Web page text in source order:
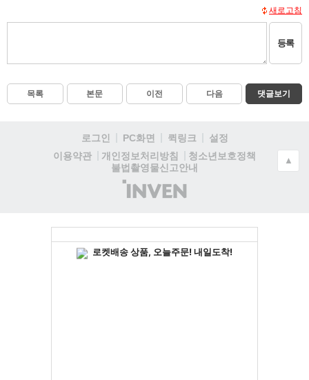
새로고침
등록
목록 본문 이전 다음 댓글보기
로그인 PC화면 퀵링크
설정
이용약관
개인정보처리방침
청소년보호정책
불법촬영물신고안내
(주)
인
▲